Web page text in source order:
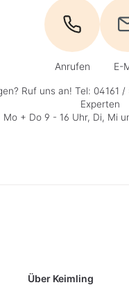
Anrufen E-
Ruf uns an! Tel: 04161 /
Experten
Mo + Do 9 - 16 Uhr, Di, Mi
Über Keimling